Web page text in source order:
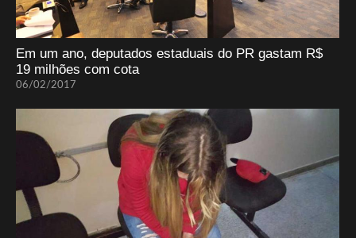
Em um ano, deputados estaduais do PR gastam R$
19 milhões com cota
06/02/2017